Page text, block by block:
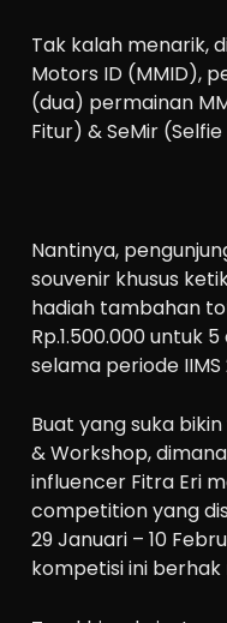
Tak kalah menarik,
Motors ID (MMID),
(dua) permainan
Fitur) & SeMir
Nantinya,
souvenir khusus
hadiah tambahan
Rp.1.500.000 untuk
selama periode IIMS
Buat yang suka
& Workshop,
influencer Fitra Eri
competition yang
29 Januari – 10
kompetisi ini